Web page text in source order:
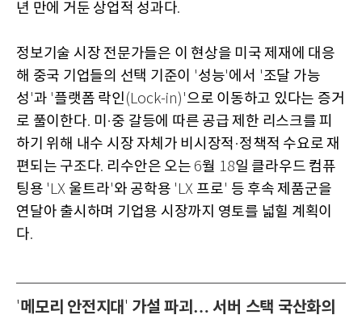
년 만에 거둔 상업적 성과다.
정보기술 시장 전문가들은 이 현상을 미국 제재에 대응
해 중국 기업들의 선택 기준이 '성능'에서 '조달 가능
성'과 '플랫폼 락인 (Lock-in)'으로 이동하고 있다는 증거
로 풀이한다. 미 ·중 갈등에 따른 공급 제한 리스크를 피
하기 위해 내수 시장 자체가 비시장적 ·정책적 수요로 재
편되는 구조다. 리수안은 오는 6월 18일 클라우드 컴퓨
팅용 'LX 울트라'와 공학용 'LX 프로' 등 후속 제품군을
연달아 출시하며 기업용 시장까지 영토를 넓힐 계획이
다.
'메모리 안전지대 ' 가설 파괴… 서버 스택 국산화의